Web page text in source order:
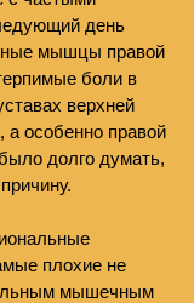
день
мышцы правой
боли в
верхней
особенно правой
долго думать,
плохие не
мышечным